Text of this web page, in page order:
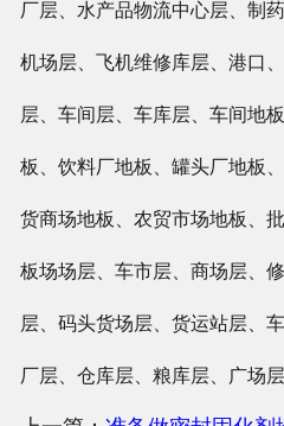
厂层、水产品物流中心层、制
机场层、飞机维修库层、港口
层、车间层、车库层、车间地
板、饮料厂地板、罐头厂地板
货商场地板、农贸市场地板、
板场场层、车市层、商场层、
层、码头货场层、货运站层、
厂层、仓库层、粮库层、广场层